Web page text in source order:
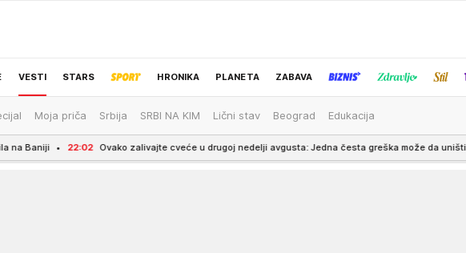
VESTI STARS HRONIKA PLANETA ZABAVA
REGION NEWS IZBOR UREDNIKA
Moja priča Srbija SRBI NA KIM Lični stav Beograd Edukacija
Ovako zalivajte cveće u drugoj nedelji avgusta: Jedna česta greška može da uništi koren tokom